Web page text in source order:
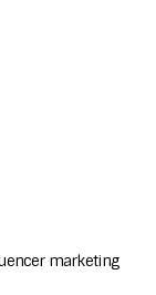
marketing